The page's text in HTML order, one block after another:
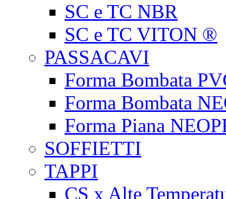
SC e TC NBR
SC e TC VITON ®
PASSACAVI
Forma Bombata
Forma Bombata
Forma Piana
SOFFIETTI
TAPPI
CS x Alte